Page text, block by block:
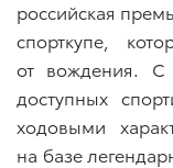
российская
спорткупе,
от вождения. С
доступных
ходовыми
на базе